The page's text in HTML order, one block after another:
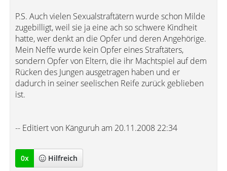
P.S. Auch vielen Sexualstraftätern wurde schon Milde
zugebilligt, weil sie ja eine ach so schwere Kindheit
hatte, wer denkt an die Opfer und deren Angehörige.
Mein Neffe wurde kein Opfer eines Straftäters,
sondern Opfer von Eltern, die ihr Machtspiel auf dem
Rücken des Jungen ausgetragen haben und er
dadurch in seiner seelischen Reife zurück geblieben
ist.
-- Editiert von Känguruh am 20.11.2008 22:34
0x Hilfreich